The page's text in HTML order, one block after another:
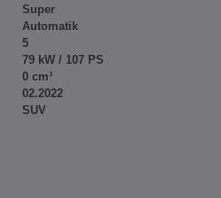
Super
Automatik
5
79 kW / 107 PS
0 cm³
02.2022
SUV